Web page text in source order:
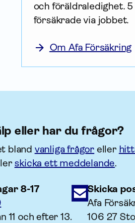
och föräldraledighet.
försäkrade via jobbet.
Om Afa Försäkring
eller har du frågor?
bland vanliga frågor eller
skicka ett meddelande.
8-17
11 och efter 13.
Skicka
Afa
106 27